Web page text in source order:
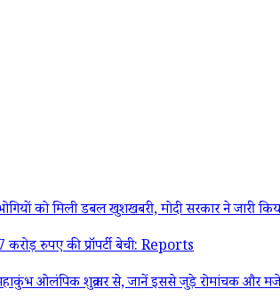
को मिली डबल खुशखबरी, मोदी सरकार ने जारी
रुपए की प्रॉपर्टी बेची: Reports
ओलंपिक शुक्रवार से, जानें इससे जुड़े रोमांचक और